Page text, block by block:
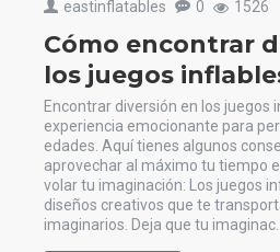
eastinflatables 0 1526
Cómo encontrar
los juegos
Encontrar diversión en los juegos
experiencia emocionante para
edades. Aquí tienes algunos
aprovechar al máximo tu tiempo
volar tu imaginación: Los juegos
diseños creativos que te
imaginarios. Deja que tu imaginac..